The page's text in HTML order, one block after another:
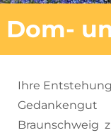
Dom-
Ihre
Braunschweig